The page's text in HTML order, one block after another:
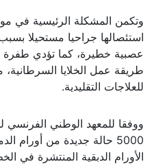
وتكمن المشكلة الرئيسية في
استئصالها جراحيا مستحيلا
طريقة عمل الخلايا السرطانية،
للعلاجات التقليدية.
ووفقا للمعهد الوطني
5000 حالة جديدة من أورام
الأورام الدبقية المنتشرة في